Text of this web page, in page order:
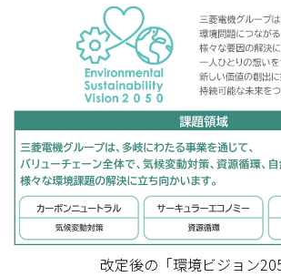
改定後の「環境ビジョン